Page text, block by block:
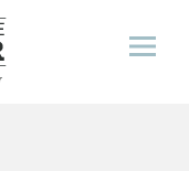
Åbn